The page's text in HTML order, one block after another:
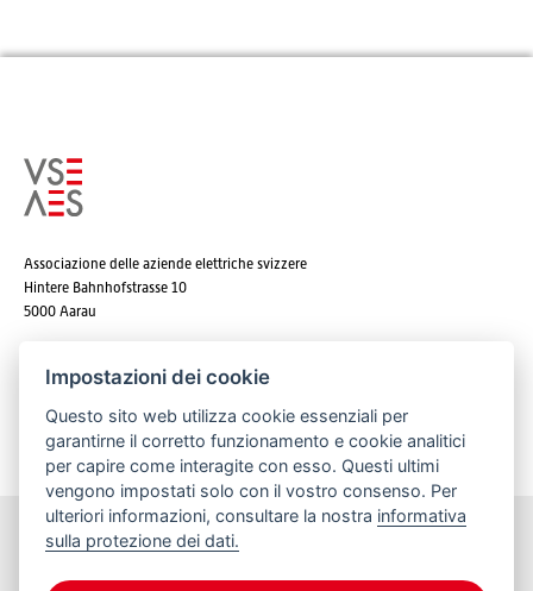
Associazione delle aziende elettriche svizzere
Hintere Bahnhofstrasse 10
5000 Aarau
E-mail: info@strom.ch
Rimanere informato
Impostazioni dei cookie
Questo sito web utilizza cookie essenziali per
garantirne il corretto funzionamento e cookie analitici
per capire come interagite con esso. Questi ultimi
vengono impostati solo con il vostro consenso. Per
ulteriori informazioni, consultare la nostra informativa
sulla protezione dei dati.